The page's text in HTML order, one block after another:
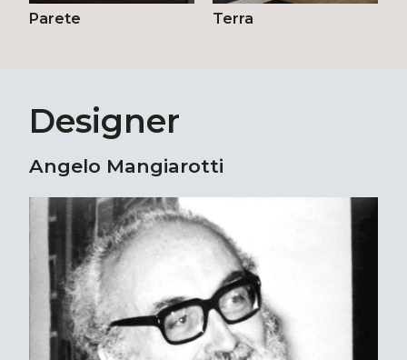
Parete Terra
Designer
Angelo Mangiarotti